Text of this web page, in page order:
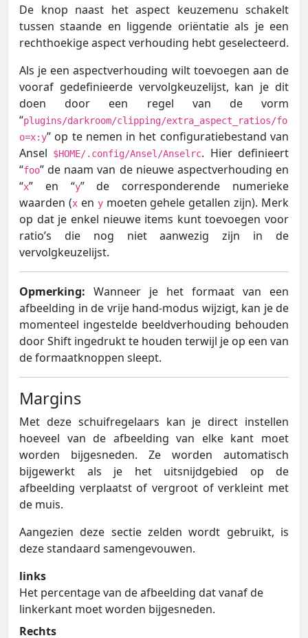
De knop naast het aspect keuzemenu schakelt
tussen staande en liggende oriëntatie als je een
rechthoekige aspect verhouding hebt geselecteerd.
Als je een aspectverhouding wilt toevoegen aan de
vooraf gedefinieerde vervolgkeuzelijst, kan je dit
doen door een regel van de vorm
“plugins/darkroom/clipping/extra_aspect_ratios/fo
o=x:y” op te nemen in het configuratiebestand van
Ansel
$HOME/.config/Ansel/Anselrc. Hier definieert
“foo” de naam van de nieuwe aspectverhouding en
“x” en “y” de corresponderende numerieke
waarden (xen ymoeten gehele getallen zijn). Merk
op dat je enkel nieuwe items kunt toevoegen voor
ratio’s die nog niet aanwezig zijn in de
vervolgkeuzelijst.
Opmerking: Wanneer je het formaat van een
afbeelding in de vrije hand-modus wijzigt, kan je de
momenteel ingestelde beeldverhouding behouden
door Shift ingedrukt te houden terwijl je op een van
de formaatknoppen sleept.
Margins
Met deze schuifregelaars kan je direct instellen
hoeveel van de afbeelding van elke kant moet
worden bijgesneden. Ze worden automatisch
bijgewerkt als je het uitsnijdgebied op de
afbeelding verplaatst of vergroot of verkleint met
de muis.
Aangezien deze sectie zelden wordt gebruikt, is
deze standaard samengevouwen.
links
Het percentage van de afbeelding dat vanaf de
linkerkant moet worden bijgesneden.
Rechts